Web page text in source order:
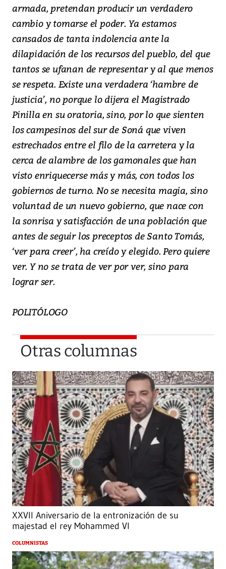
armada, pretendan producir un verdadero
cambio y tomarse el poder. Ya estamos
cansados de tanta indolencia ante la
dilapidación de los recursos del pueblo, del que
tantos se ufanan de representar y al que menos
se respeta. Existe una verdadera ‘hambre de
justicia’, no porque lo dijera el Magistrado
Pinilla en su oratoria, sino, por lo que sienten
los campesinos del sur de Soná que viven
estrechados entre el filo de la carretera y la
cerca de alambre de los gamonales que han
visto enriquecerse más y más, con todos los
gobiernos de turno. No se necesita magia, sino
voluntad de un nuevo gobierno, que nace con
la sonrisa y satisfacción de una población que
antes de seguir los preceptos de Santo Tomás,
‘ver para creer’, ha creído y elegido. Pero quiere
ver. Y no se trata de ver por ver, sino para
lograr ser.
POLITÓLOGO
Otras columnas
XXVII Aniversario de la entronización de su
majestad el rey Mohammed VI
COLUMNISTAS